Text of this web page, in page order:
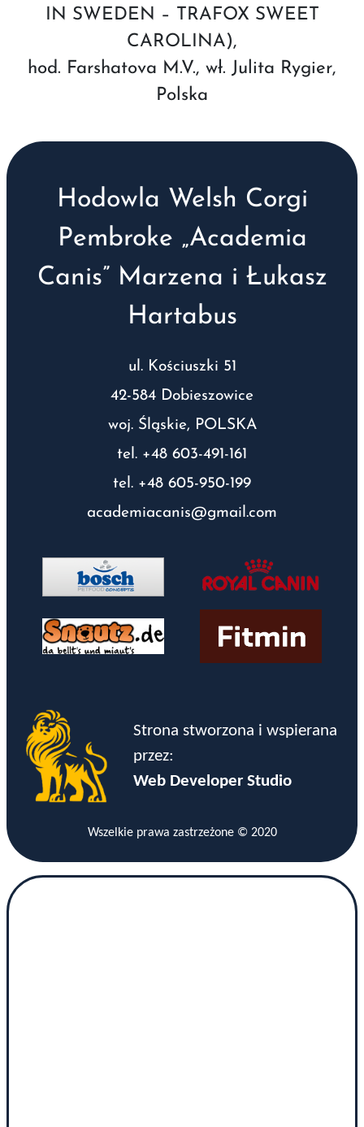
IN SWEDEN – TRAFOX SWEET
CAROLINA),
hod. Farshatova M.V., wł. Julita Rygier,
Polska
Hodowla Welsh Corgi
Pembroke „Academia
Canis” Marzena i Łukasz
Hartabus
ul. Kościuszki 51
42-584 Dobieszowice
woj. Śląskie, POLSKA
tel. +48 603-491-161
tel. +48 605-950-199
academiacanis@gmail.com
Strona stworzona i wspierana
przez:
Web Developer Studio
Wszelkie prawa zastrzeżone © 2020